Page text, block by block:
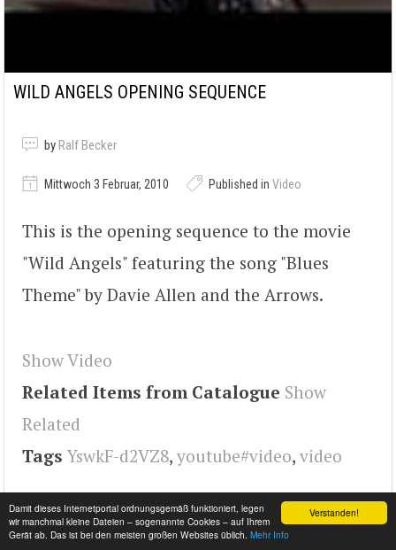
Verstanden!
Damit dieses Internetportal ordnungsgemäß funktioniert, legen
wir manchmal kleine Dateien – sogenannte Cookies – auf Ihrem
Gerät ab. Das ist bei den meisten großen Websites üblich. Mehr Info
WILD ANGELS OPENING SEQUENCE
by Ralf Becker
Mittwoch 3 Februar, 2010 Published in Video
This is the opening sequence to the movie
"Wild Angels" featuring the song "Blues
Theme" by Davie Allen and the Arrows.
Show Video
Related Items from Catalogue Show
Related
Tags YswkF-d2VZ8, youtube#video, video